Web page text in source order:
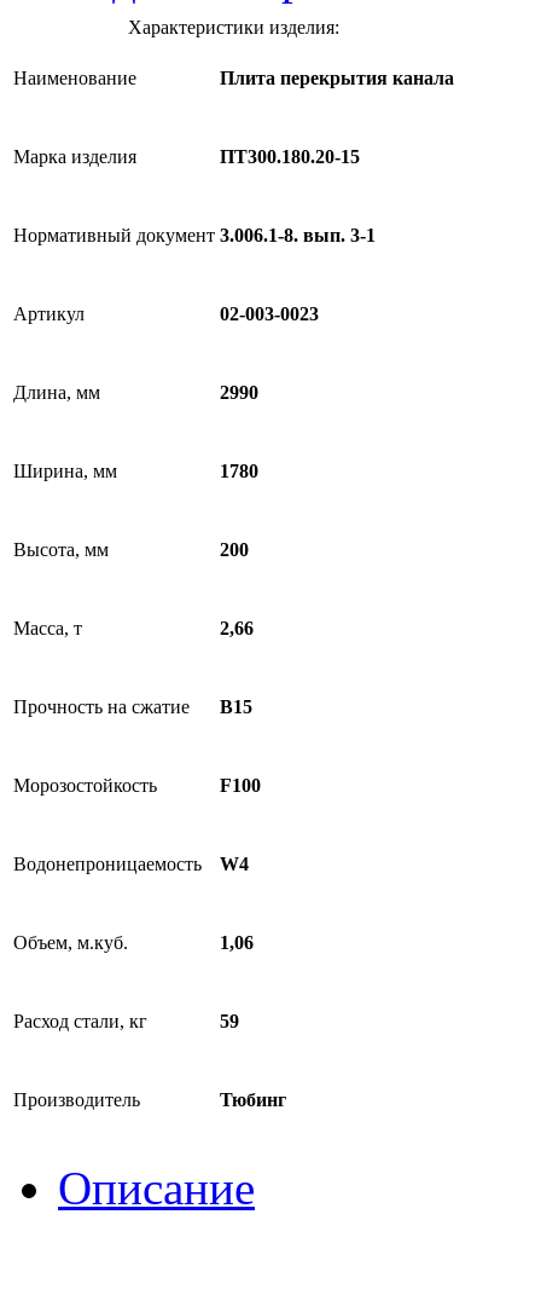
Характеристики изделия:
Наименование Плита перекрытия канала
Марка изделия ПТ300.180.20-15
Нормативный документ 3.006.1-8. вып. 3-1
Артикул 02-003-0023
Длина, мм 2990
Ширина, мм 1780
Высота, мм 200
Масса, т 2,66
Прочность на сжатие B15
Морозостойкость F100
Водонепроницаемость W4
Объем, м.куб. 1,06
Расход стали, кг 59
Производитель Тюбинг
Описание